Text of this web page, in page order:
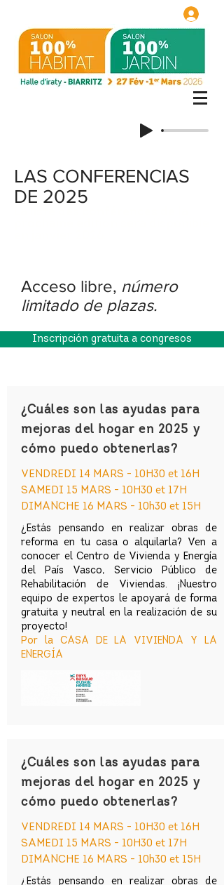
LAS CONFERENCIAS
DE 2025
Acceso libre, número
limitado de plazas.
Inscripción gratuita a congresos
¿Cuáles son las ayudas para
mejoras del hogar en 2025 y
cómo puedo obtenerlas?
VENDREDI 14 MARS - 10H30 et 16H
SAMEDI 15 MARS - 10H30 et 17H
DIMANCHE 16 MARS - 10h30 et 15H
¿Estás pensando en realizar obras de
reforma en tu casa o alquilarla? Ven a
conocer el Centro de Vivienda y Energía
del País Vasco, Servicio Público de
Rehabilitación de Viviendas. ¡Nuestro
equipo de expertos le apoyará de forma
gratuita y neutral en la realización de su
proyecto!
Por la CASA DE LA VIVIENDA Y LA
ENERGÍA
¿Cuáles son las ayudas para
mejoras del hogar en 2025 y
cómo puedo obtenerlas?
VENDREDI 14 MARS - 10H30 et 16H
SAMEDI 15 MARS - 10H30 et 17H
DIMANCHE 16 MARS - 10h30 et 15H
¿Estás pensando en realizar obras de